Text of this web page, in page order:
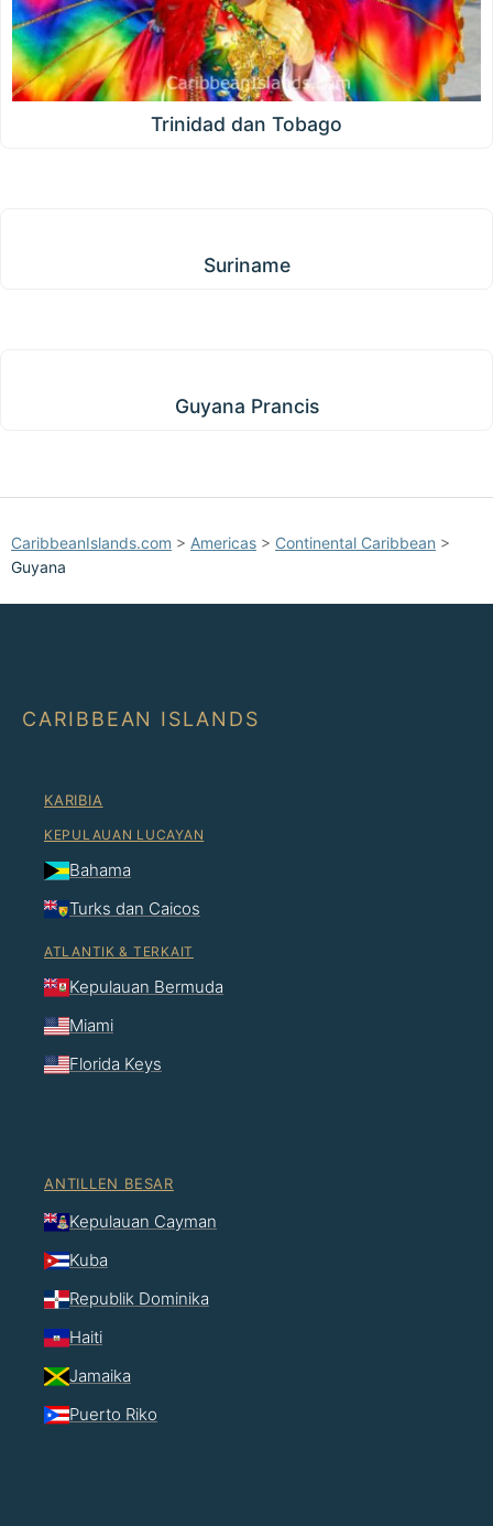
Trinidad dan Tobago
Suriname
Guyana Prancis
CaribbeanIslands.com > Americas > Continental Caribbean >
Guyana
CARIBBEAN ISLANDS
KARIBIA
KEPULAUAN LUCAYAN
Bahama
Turks dan Caicos
ATLANTIK & TERKAIT
Kepulauan Bermuda
Miami
Florida Keys
ANTILLEN BESAR
Kepulauan Cayman
Kuba
Republik Dominika
Haiti
Jamaika
Puerto Riko